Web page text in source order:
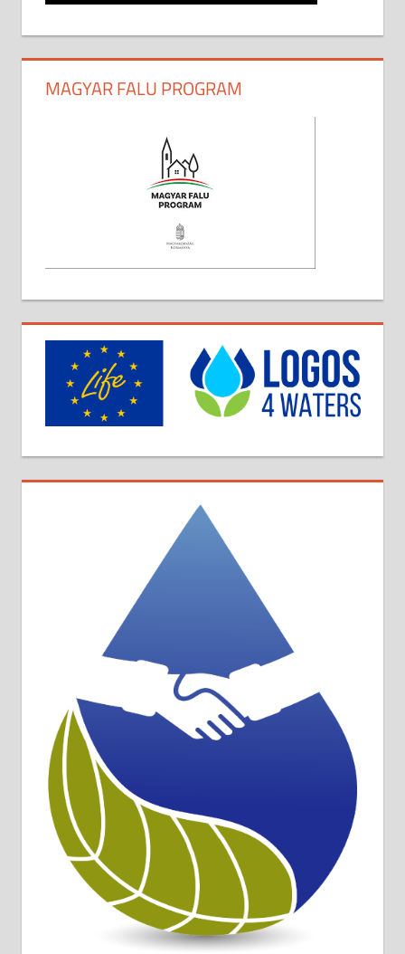
MAGYAR FALU PROGRAM